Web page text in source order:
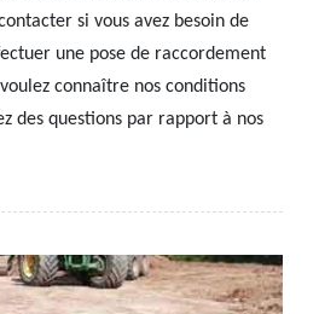
si vous avez besoin de
une pose de raccordement
connaître nos conditions
des questions par rapport à nos